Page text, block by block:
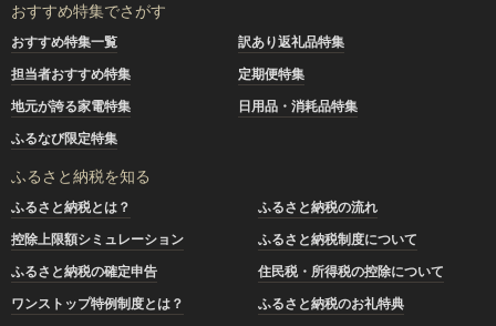
おすすめ特集でさがす
おすすめ特集一覧
訳あり返礼品特集
担当者おすすめ特集
定期便特集
地元が誇る家電特集
日用品・消耗品特集
ふるなび限定特集
ふるさと納税を知る
ふるさと納税とは？
ふるさと納税の流れ
控除上限額シミュレーション
ふるさと納税制度について
ふるさと納税の確定申告
住民税・所得税の控除について
ワンストップ特例制度とは？
ふるさと納税のお礼特典